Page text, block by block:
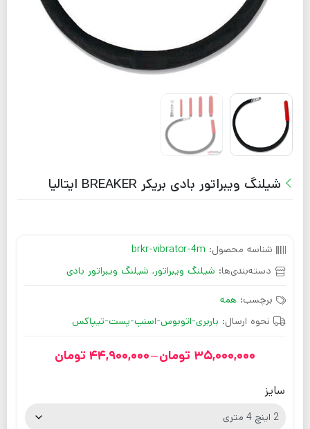
شیلنگ ویبراتور بادی بریکر BREAKER ایتالیا
شناسه محصول: brkr-vibrator-4m
دسته‌بندی‌ها: شیلنگ ویبراتور, شیلنگ ویبراتور بادی
برچسب: همه
نحوه ارسال: باربری-اتوبوس-اسنپ-پست-تیپاکس
35,000,000 تومان–
44,900,000 تومان
سایز